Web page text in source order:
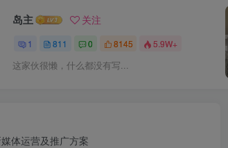
岛主 关注
1 811 0 8145 5.9W+
这家伙很懒，什么都没有写...
体运营及推广方案